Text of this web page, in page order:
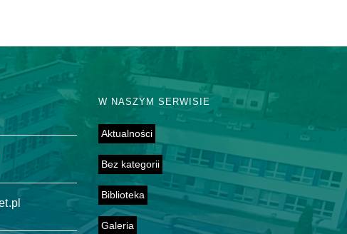
W NASZYM SERWISIE
Aktualności
Bez kategorii
Biblioteka
Galeria